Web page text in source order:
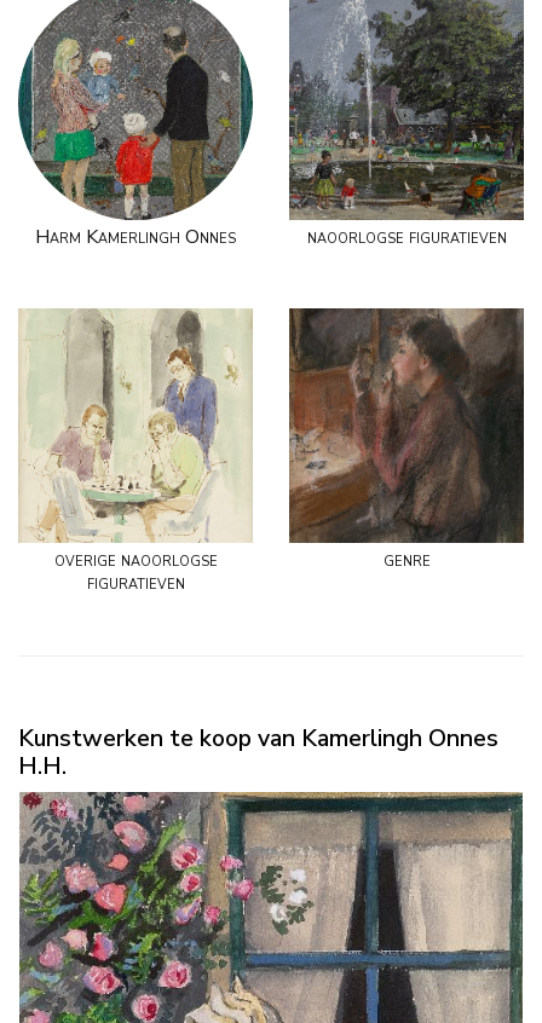
Harm Kamerlingh Onnes naoorlogse figuratieven
overige naoorlogse
figuratieven
genre
Kunstwerken te koop van Kamerlingh Onnes
H.H.